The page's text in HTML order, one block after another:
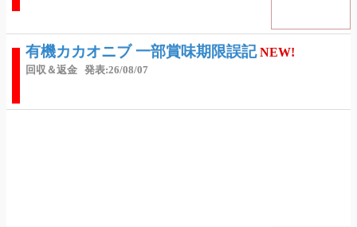
有機カカオニブ 一部賞味期限誤記 NEW!
回収＆返金 発表:26/08/07